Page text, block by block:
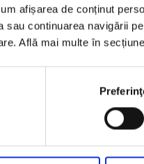
afișarea de conținut
sau continuarea navigării
Află mai multe în
30 zile,
ai